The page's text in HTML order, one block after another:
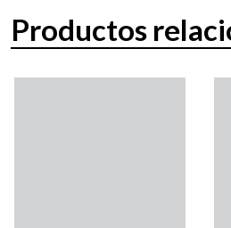
Productos